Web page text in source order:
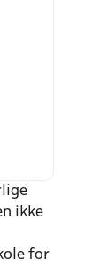
ikke
for